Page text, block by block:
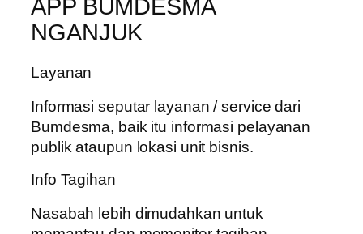
APP BUMDESMA
NGANJUK
Layanan
Informasi seputar layanan / service dari
Bumdesma, baik itu informasi pelayanan
publik ataupun lokasi unit bisnis.
Info Tagihan
Nasabah lebih dimudahkan untuk